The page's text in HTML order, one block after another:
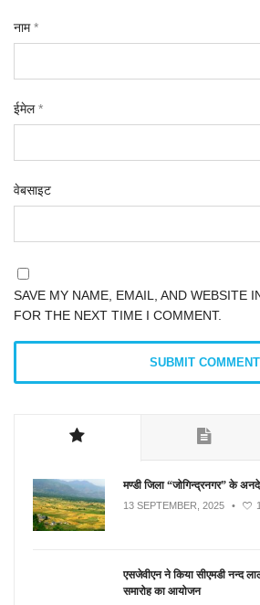
नाम*
ईमेल*
वेबसाइट
SAVE MY NAME, EMAIL, AND WEBSITE
FOR THE NEXT TIME I COMMENT.
मण्डी जिला “जोगिन्द्रनगर” के
13 SEPTEMBER, 2025 •
एसजेवीएन ने किया सीएमडी नन्‍द
समारोह का आयोजन